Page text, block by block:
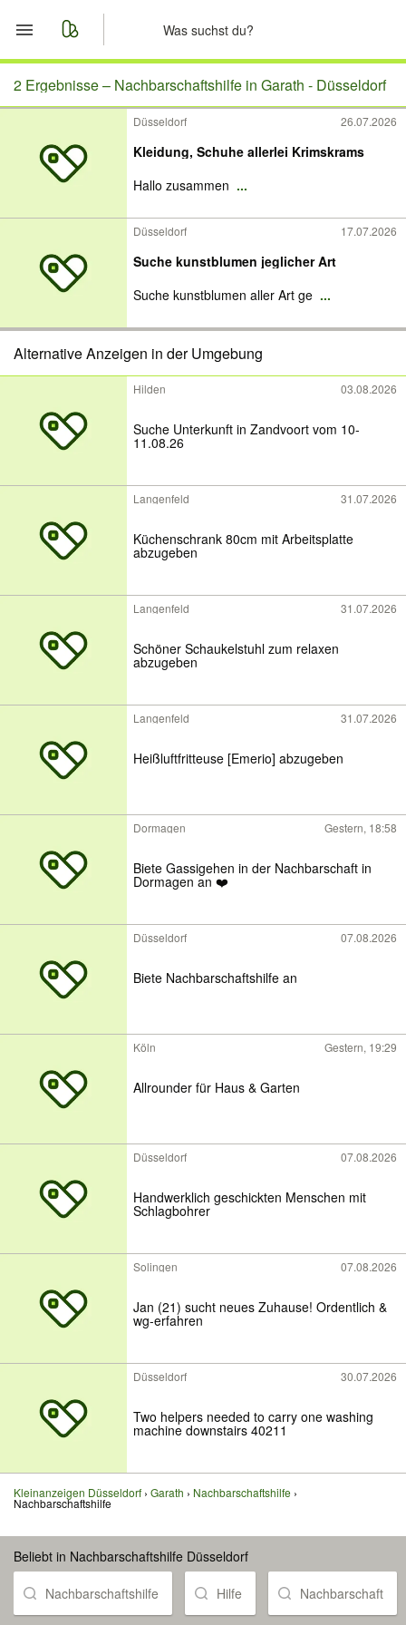
Start
Nachrichten
Anzeige aufgeben
2 Ergebnisse – Nachbarschaftshilfe in Garath - Düsseldorf
Düsseldorf 26.07.2026
Kleidung, Schuhe allerlei Krimskrams
Hallo zusammen ...
Düsseldorf 17.07.2026
Suche kunstblumen jeglicher Art
Suche kunstblumen aller Art ge ...
Alternative Anzeigen in der Umgebung
Hilden 03.08.2026
Suche Unterkunft in Zandvoort vom 10-
11.08.26
Langenfeld 31.07.2026
Küchenschrank 80cm mit Arbeitsplatte
abzugeben
Langenfeld 31.07.2026
Schöner Schaukelstuhl zum relaxen
abzugeben
Langenfeld 31.07.2026
Heißluftfritteuse [Emerio] abzugeben
Dormagen Gestern, 18:58
Biete Gassigehen in der Nachbarschaft in
Dormagen an ❤️
Düsseldorf 07.08.2026
Biete Nachbarschaftshilfe an
Köln Gestern, 19:29
Allrounder für Haus & Garten
Düsseldorf 07.08.2026
Handwerklich geschickten Menschen mit
Schlagbohrer
Solingen 07.08.2026
Jan (21) sucht neues Zuhause! Ordentlich &
wg-erfahren
Düsseldorf 30.07.2026
Two helpers needed to carry one washing
machine downstairs 40211
Kleinanzeigen Düsseldorf Garath Nachbarschaftshilfe
Nachbarschaftshilfe
Beliebt in Nachbarschaftshilfe Düsseldorf
Nachbarschaftshilfe Hilfe Nachbarschaft